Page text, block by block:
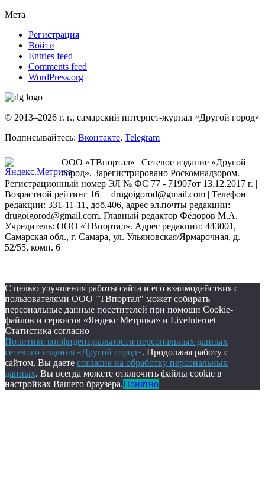
Мета
Регистрация
Войти
Entries feed
Comments feed
WordPress.org
© 2013–2026 г. г., самарский интернет-журнал «Другой город»
Подписывайтесь: Вконтакте, Telegram
ООО «ТВпортал» | Сетевое издание «Другой
город». Зарегистрировано Роскомнадзором.
Регистрационный номер ЭЛ № ФС 77 - 71907от 13.12.2017 г. |
Возрастной рейтинг 16+ | drugoigorod@gmail.com | Телефон
редакции: 331-11-11, доб.406, адрес эл.почты редакции:
drugoigorod@gmail.com. Главный редактор Фёдоров М.А.
Учредитель: ООО «ТВпортал». Адрес редакции: 443001,
Самарская обл., г. Самара, ул. Ульяновская/Ярмарочная, д.
52/55, комн. 6
С целью улучшения работы сайта и его взаимодействия с
пользователями ООО "ТВпортал" может собирать
персональные данные посетителей при помощи Cookie-
файлов и сервисов «Яндекс Метрика» и LiveInternet
Статистика согласно
Политике конфиденциальности персональных данных
сетевого издания «Другой город». Продолжая работу с
сайтом, Вы даете согласие на обработку персональных
данных. Вы всегда можете отключить файлы cookie в
настройках Вашего браузера.Понятно